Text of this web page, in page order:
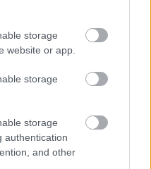
storage
website or app.
storage
storage
authentication
and other
ÉS AZ ÖNKÉNY ELLEN
egy ingyenes e-mail
a Fidesz maradékát.